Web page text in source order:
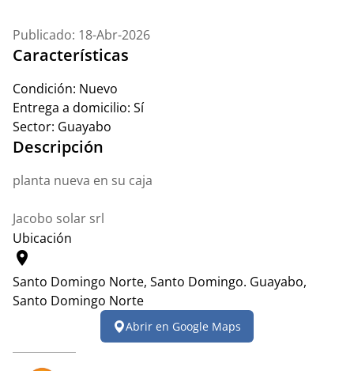
Publicado: 18-Abr-2026
Características
Condición: Nuevo
Entrega a domicilio: Sí
Sector: Guayabo
Descripción
planta nueva en su caja
Jacobo solar srl
Ubicación
location_on
Santo Domingo Norte, Santo Domingo. Guayabo,
Santo Domingo Norte
−
Abrir en Google Maps